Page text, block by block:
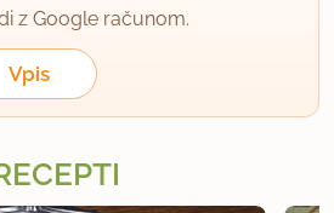
dobro, bomo kmalu sprobali
z Google računom.
Vpis